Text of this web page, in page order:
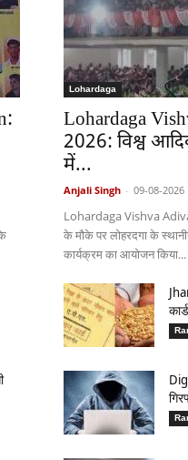
Lohardaga
Lohardaga
2026: विश्व
में...
Anjali Singh - 09-08-2026
Lohardaga Vishva
के मौके पर लोहरदगा के
कार्यक्रम का आयोजन किया...